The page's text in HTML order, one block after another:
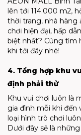
lên tới 114.000 m2,
thời trang, nhà hàng
chơi hiện đại, hấp
biệt nhất? Cùng tìm
khi tới đây nhé!
4. Tổng hợp khu
định phải thử
Khu vui chơi luôn là
gia đình mỗi khi đến
loại hình trò chơi
Dưới đây sẽ là